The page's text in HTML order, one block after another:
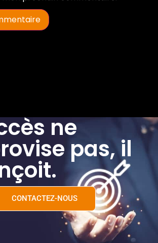
ne
pas, il
CONTACTEZ-NOUS